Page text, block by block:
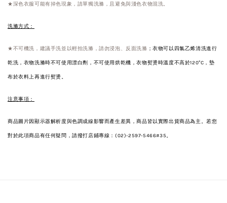
★深色衣服可能有掉色現象，請單獨洗滌，且避免與淺色衣物混洗。
洗滌方式：
★不可機洗，建議手洗並以輕拍洗滌，請勿浸泡、反面洗滌 ；衣物可以四氯乙烯清洗進行
乾洗，衣物洗滌時不可使用漂白劑，不可使用烘乾機，衣物熨燙時溫度不高於120°C，墊
布於衣料上再進行熨燙。
注意事項：
商品圖片因顯示器解析度與色調成線影響而產生差異，商品皆以實際出貨商品為主。若您
對於此項商品有任何疑問，請撥打店鋪專線：(02)-2597-5466#35。